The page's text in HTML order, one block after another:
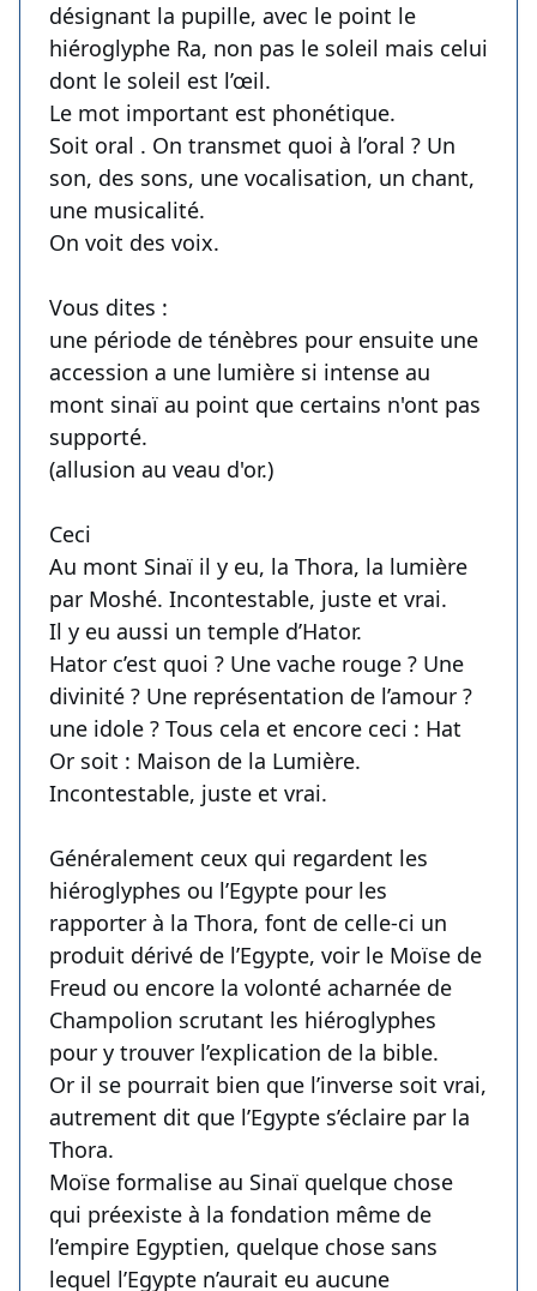
désignant la pupille, avec le point le
hiéroglyphe Ra, non pas le soleil mais celui
dont le soleil est l’œil.
Le mot important est phonétique.
Soit oral . On transmet quoi à l’oral ? Un
son, des sons, une vocalisation, un chant,
une musicalité.
On voit des voix.
Vous dites :
une période de ténèbres pour ensuite une
accession a une lumière si intense au
mont sinaï au point que certains n'ont pas
supporté.
(allusion au veau d'or.)
Ceci
Au mont Sinaï il y eu, la Thora, la lumière
par Moshé. Incontestable, juste et vrai.
Il y eu aussi un temple d’Hator.
Hator c’est quoi ? Une vache rouge ? Une
divinité ? Une représentation de l’amour ?
une idole ? Tous cela et encore ceci : Hat
Or soit : Maison de la Lumière.
Incontestable, juste et vrai.
Généralement ceux qui regardent les
hiéroglyphes ou l’Egypte pour les
rapporter à la Thora, font de celle-ci un
produit dérivé de l’Egypte, voir le Moïse de
Freud ou encore la volonté acharnée de
Champolion scrutant les hiéroglyphes
pour y trouver l’explication de la bible.
Or il se pourrait bien que l’inverse soit vrai,
autrement dit que l’Egypte s’éclaire par la
Thora.
Moïse formalise au Sinaï quelque chose
qui préexiste à la fondation même de
l’empire Egyptien, quelque chose sans
lequel l’Egypte n’aurait eu aucune